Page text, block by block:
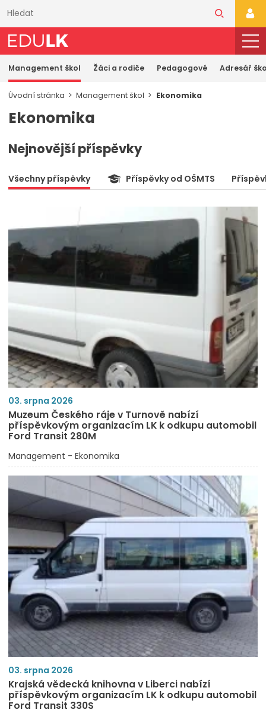
obsahu
Management škol Žáci a rodiče Pedagogové Adresář
Úvodní stránka Management škol Ekonomika
Ekonomika
Nejnovější příspěvky
Všechny příspěvky Příspěvky od OŠMTS
03. srpna 2026
Muzeum Českého ráje v Turnově nabízí
příspěvkovým organizacím LK k odkupu automobil
Ford Transit 280M
Management - Ekonomika
03. srpna 2026
Krajská vědecká knihovna v Liberci nabízí
příspěvkovým organizacím LK k odkupu automobil
Ford Transit 330S